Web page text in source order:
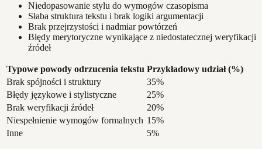
Niedopasowanie stylu do wymogów czasopisma
Słaba struktura tekstu i brak logiki argumentacji
Brak przejrzystości i nadmiar powtórzeń
Błędy merytoryczne wynikające z niedostatecznej weryfikacji
źródeł
Typowe powody odrzucenia tekstu Przykładowy udział (%)
Brak spójności i struktury
35%
Błędy językowe i stylistyczne
25%
Brak weryfikacji źródeł
20%
Niespełnienie wymogów formalnych 15%
Inne
5%